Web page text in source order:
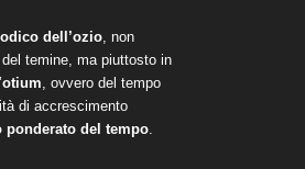
dell’ozio , non
temine, ma piuttosto in
otium , ovvero del tempo
di accrescimento
ponderato del tempo